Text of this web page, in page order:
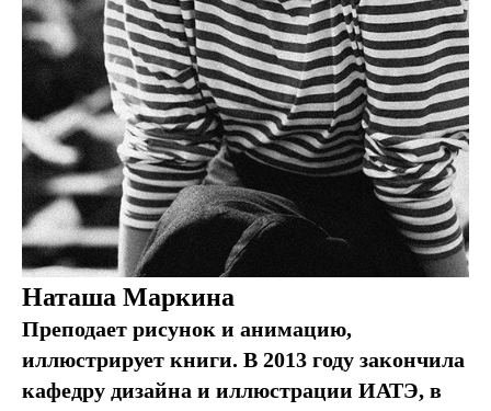
Наташа Маркина
Преподает рисунок и анимацию,
иллюстрирует книги. В 2013 году закончила
кафедру дизайна и иллюстрации ИАТЭ, в